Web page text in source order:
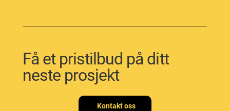
Få et pristilbud på ditt
neste prosjekt
Kontakt oss